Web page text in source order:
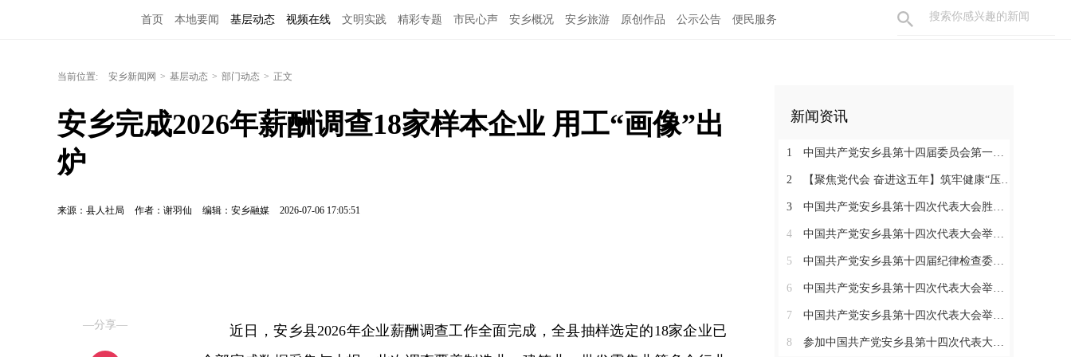
首页 本地要闻 基层动态 视频在线 文明实践 精彩专题 市民心声 安乡概况 安乡旅游 原创作品 公示公告 便民服务
当前位置: 安乡新闻网 > 基层动态 > 部门动态 > 正文
安乡完成2026年薪酬调查18家样本企业 用工“画像”出
炉
来源：县人社局 作者：谢羽仙 编辑：安乡融媒 2026-07-06 17:05:51
—分享—
近日，安乡县2026年企业薪酬调查工作全面完成，全县抽样选定的18家企业已
新闻资讯
1 中国共产党安乡县第十四届委员会第一次全体会议召开
2 【聚焦党代会 奋进这五年】筑牢健康“压舱石” 书写安乡“大民生”
3 中国共产党安乡县第十四次代表大会胜利闭幕
4 中国共产党安乡县第十四次代表大会举行主席团第七次会议
5 中国共产党安乡县第十四届纪律检查委员会第一次全体会议召开
6 中国共产党安乡县第十四次代表大会举行主席团常务委员会第三次会议
7 中国共产党安乡县第十四次代表大会举行第三次全体会议
8 参加中国共产党安乡县第十四次代表大会代表分组讨论县委工作报告和县纪委工作报告